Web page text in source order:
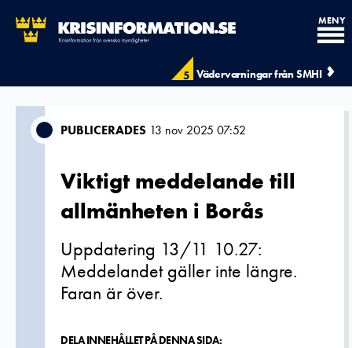
5 Vädervarningar från SMHI
MENY
PUBLICERADES 13 nov 2025 07:52
Viktigt meddelande till
allmänheten i Borås
Uppdatering 13/11 10.27:
Meddelandet gäller inte längre.
Faran är över.
DELA INNEHÅLLET PÅ DENNA SIDA: